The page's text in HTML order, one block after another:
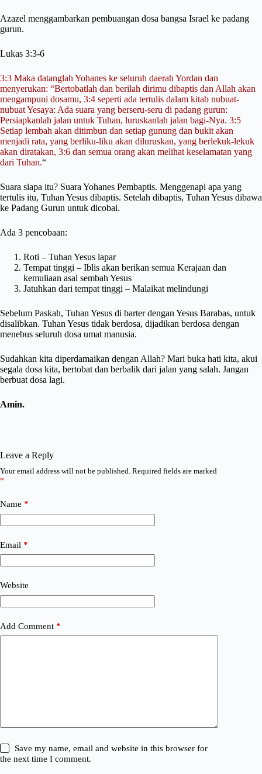
Azazel menggambarkan pembuangan dosa bangsa Israel ke padang
gurun.
Lukas 3:3-6
3:3 Maka datanglah Yohanes ke seluruh daerah Yordan dan
menyerukan: “Bertobatlah dan berilah dirimu dibaptis dan Allah akan
mengampuni dosamu, 3:4 seperti ada tertulis dalam kitab nubuat-
nubuat Yesaya: Ada suara yang berseru-seru di padang gurun:
Persiapkanlah jalan untuk Tuhan, luruskanlah jalan bagi-Nya. 3:5
Setiap lembah akan ditimbun dan setiap gunung dan bukit akan
menjadi rata, yang berliku-liku akan diluruskan, yang berlekuk-lekuk
akan diratakan, 3:6 dan semua orang akan melihat keselamatan yang
dari Tuhan.“
Suara siapa itu? Suara Yohanes Pembaptis. Menggenapi apa yang
tertulis itu, Tuhan Yesus dibaptis. Setelah dibaptis, Tuhan Yesus dibawa
ke Padang Gurun untuk dicobai.
Ada 3 pencobaan:
Roti – Tuhan Yesus lapar
Tempat tinggi – Iblis akan berikan semua Kerajaan dan
kemuliaan asal sembah Yesus
Jatuhkan dari tempat tinggi – Malaikat melindungi
Sebelum Paskah, Tuhan Yesus di barter dengan Yesus Barabas, untuk
disalibkan. Tuhan Yesus tidak berdosa, dijadikan berdosa dengan
menebus seluruh dosa umat manusia.
Sudahkan kita diperdamaikan dengan Allah? Mari buka hati kita, akui
segala dosa kita, bertobat dan berbalik dari jalan yang salah. Jangan
berbuat dosa lagi.
Amin.
Leave a Reply
Your email address will not be published. Required fields are marked
*
Name *
Email *
Website
Add Comment *
Save my name, email and website in this browser for
the next time I comment.